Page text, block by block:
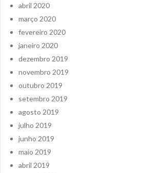
abril 2020
março 2020
fevereiro 2020
janeiro 2020
dezembro 2019
novembro 2019
outubro 2019
setembro 2019
agosto 2019
julho 2019
junho 2019
maio 2019
abril 2019